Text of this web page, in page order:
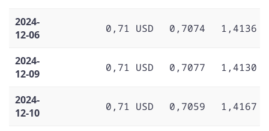
2024-
12-06
0,71 USD 0,7074 1,4136
2024-
12-09
0,71 USD 0,7077 1,4130
2024-
12-10
0,71 USD 0,7059 1,4167